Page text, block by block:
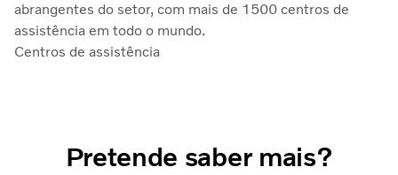
abrangentes do setor, com mais de 1500 centros de
assistência em todo o mundo.
Centros de assistência
Pretende saber mais?